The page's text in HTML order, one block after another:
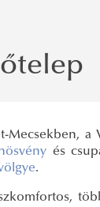
a
és
.